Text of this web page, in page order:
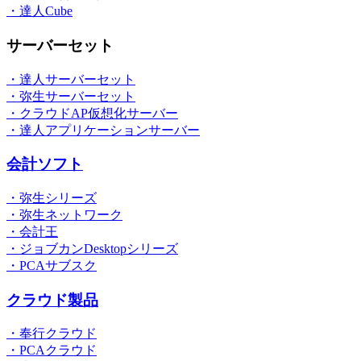
・達人Cube
サーバーセット
・達人サーバーセット
・弥生サーバーセット
・クラウドAP仮想化サーバー
・達人アプリケーションサーバー
会計ソフト
・弥生シリーズ
・弥生ネットワーク
・会計王
・ジョブカンDesktopシリーズ
・PCAサブスク
クラウド製品
・奉行クラウド
・PCAクラウド